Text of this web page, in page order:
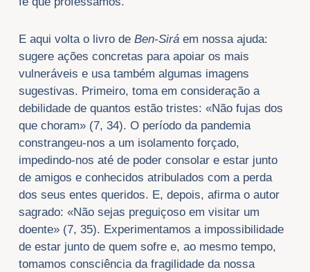
E aqui volta o livro de Ben-Siráem nossa ajuda:
sugere ações concretas para apoiar os mais
vulneráveis e usa também algumas imagens
sugestivas. Primeiro, toma em consideração a
debilidade de quantos estão tristes: «Não fujas dos
que choram» (7, 34). O período da pandemia
constrangeu-nos a um isolamento forçado,
impedindo-nos até de poder consolar e estar junto
de amigos e conhecidos atribulados com a perda
dos seus entes queridos. E, depois, afirma o autor
sagrado: «Não sejas preguiçoso em visitar um
doente» (7, 35). Experimentamos a impossibilidade
de estar junto de quem sofre e, ao mesmo tempo,
tomamos consciência da fragilidade da nossa